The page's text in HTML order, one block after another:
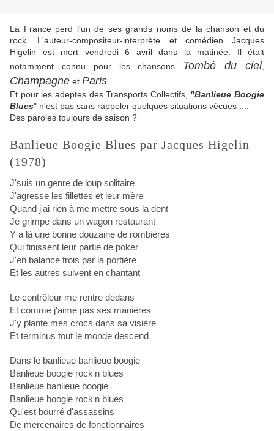
La France perd l'un de ses grands noms de la chanson et du
rock. L'auteur-compositeur-interprète et comédien Jacques
Higelin est mort vendredi 6 avril dans la matinée. Il était
notamment connu pour les chansons Tombé du ciel
Champagne et Paris
Et pour les adeptes des Transports Collectifs, "Banlieue Boogie
Blues" n'est pas sans rappeler quelques situations vécues ....
Des paroles toujours de saison ?
Banlieue Boogie Blues par Jacques Higelin
(1978)
J'suis un genre de loup solitaire
J'agresse les fillettes et leur mère
Quand j'ai rien à me mettre sous la dent
Je grimpe dans un wagon restaurant
Y a là une bonne douzaine de rombières
Qui finissent leur partie de poker
J'en balance trois par la portière
Et les autres suivent en chantant
Le contrôleur me rentre dedans
Et comme j'aime pas ses manières
J'y plante mes crocs dans sa visière
Et terminus tout le monde descend
Dans le banlieue banlieue boogie
Banlieue boogie rock'n blues
Banlieue banlieue boogie
Banlieue boogie rock'n blues
Qu'est bourré d'assassins
De mercenaires de fonctionnaires